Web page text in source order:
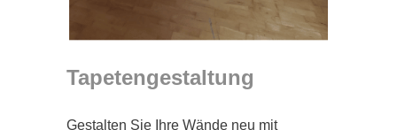
Tapetengestaltung
Gestalten Sie Ihre Wände neu mit